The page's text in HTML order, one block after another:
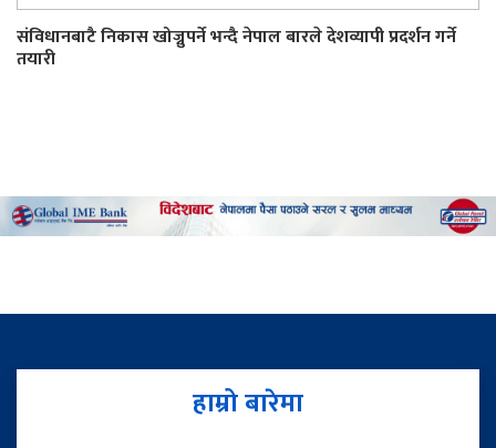
संविधानबाटै निकास खोज्नुपर्ने भन्दै नेपाल बारले देशव्यापी प्रदर्शन गर्ने
तयारी
हाम्रो बारेमा